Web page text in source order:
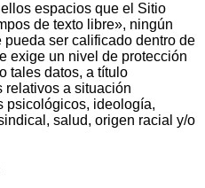
espacios que el Sitio
de texto libre», ningún
ser calificado dentro de
exige un nivel de protección
tales datos, a título
relativos a situación
psicológicos, ideología,
salud, origen racial y/o